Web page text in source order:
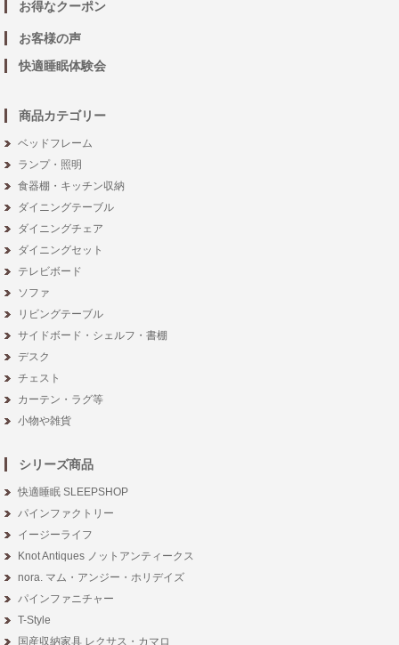
お得なクーポン
お客様の声
快適睡眠体験会
商品カテゴリー
ベッドフレーム
ランプ・照明
食器棚・キッチン収納
ダイニングテーブル
ダイニングチェア
ダイニングセット
テレビボード
ソファ
リビングテーブル
サイドボード・シェルフ・書棚
デスク
チェスト
カーテン・ラグ等
小物や雑貨
シリーズ商品
快適睡眠 SLEEPSHOP
パインファクトリー
イージーライフ
Knot Antiques ノットアンティークス
nora. マム・アンジー・ホリデイズ
パインファニチャー
T-Style
国産収納家具 レクサス・カマロ